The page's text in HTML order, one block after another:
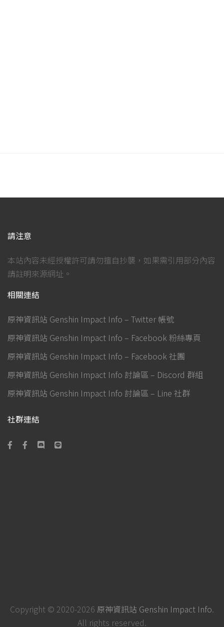
請注意
本站內容未經授權許可請勿擅自抄襲，如果需引用部分內容
請註明來源網址。
相關連結
原神資訊站 Genshin Impact Info – Twitter 帳號
原神資訊站 Genshin Impact Info – Facebook 粉絲專頁
原神資訊站 Genshin Impact Info – Facebook 社團
原神資訊站 Genshin Impact Info 討論區 – Discord 群組
原神資訊站 Genshin Impact Info 討論區 – Line 社群
社群連結
Copyright © 2020-2026 原神資訊站 Genshin Impact Info.
All rights reserved.